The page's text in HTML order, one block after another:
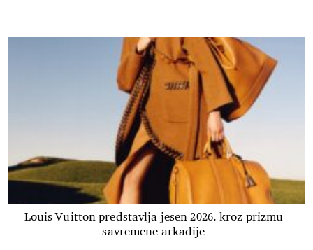
Louis Vuitton predstavlja jesen 2026. kroz prizmu
savremene arkadije